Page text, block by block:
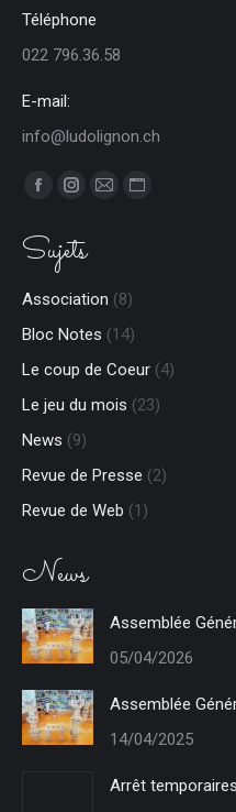
Téléphone
022 796.36.58
E-mail:
info@ludolignon.ch
Trouvez nous sur :
Facebook
opens
window
Instagram
opens
window
E-
new
window
Site
window
Sujets
Association (8)
Bloc Notes (14)
Le coup de Coeur (4)
Le jeu du mois (23)
News (9)
Revue de Presse (2)
Revue de Web (1)
News
Assemblée
05/04/2026
Assemblée
14/04/2025
Arrêt